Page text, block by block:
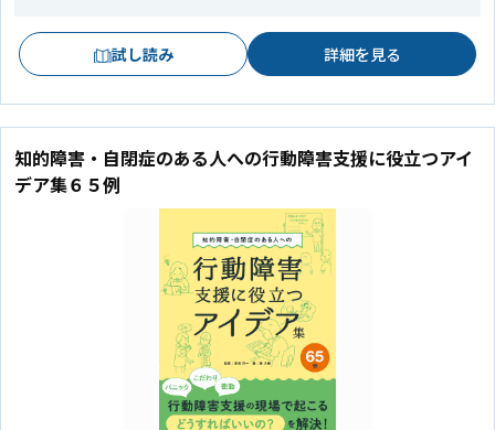
試し読み 詳細を見る
知的障害・自閉症のある人への行動障害支援に役立つアイ
デア集６５例